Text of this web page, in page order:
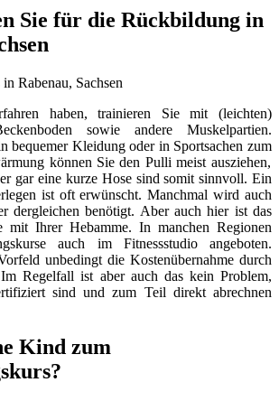
Sie für die Rückbildung in
haben, trainieren Sie mit (leichten)
sowie andere Muskelpartien.
bequemer Kleidung oder in Sportsachen zum
können Sie den Pulli meist ausziehen,
gar eine kurze Hose sind somit sinnvoll. Ein
ist oft erwünscht. Manchmal wird auch
dergleichen benötigt. Aber auch hier ist das
mit Ihrer Hebamme. In manchen Regionen
auch im Fitnessstudio angeboten.
unbedingt die Kostenübernahme durch
Regelfall ist aber auch das kein Problem,
sind und zum Teil direkt abrechnen
Kind zum